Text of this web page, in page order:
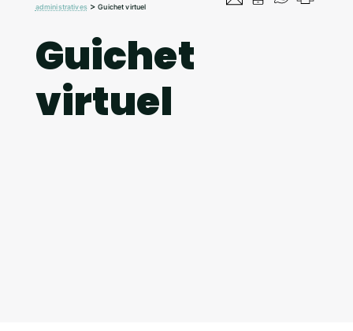
administratives>Guichet virtuel
Guichet
virtuel